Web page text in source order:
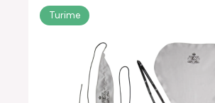
Turime